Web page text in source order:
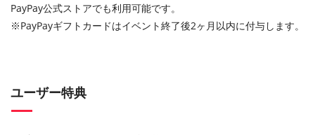
PayPay公式ストアでも利用可能です。
※PayPayギフトカードはイベント終了後2ヶ月以内に付与します。
ユーザー特典